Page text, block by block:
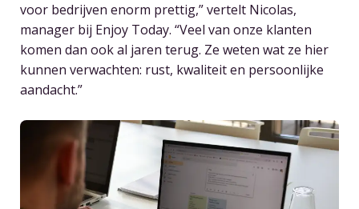
voor bedrijven enorm prettig,” vertelt Nicolas,
manager bij Enjoy Today. “Veel van onze klanten
komen dan ook al jaren terug. Ze weten wat ze hier
kunnen verwachten: rust, kwaliteit en persoonlijke
aandacht.”